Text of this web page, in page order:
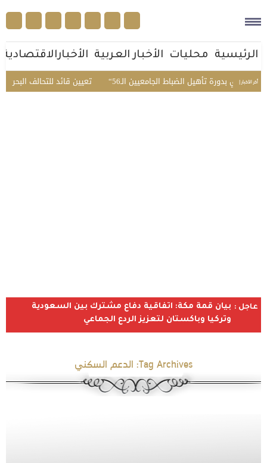
الرئيسية محليات الأخبار العربية الأخبارالاقتصادية
أخر الأخبار | تعيين قائد للتحالف البحري بدورة تأهيل الضباط الجامعيين الـ56
عاجل : بيان قمة مكة: اتفاقية دفاع مشترك بين السعودية
وتركيا وباكستان لتعزيز الردع الجماعي
Tag Archives: الدعم السكني